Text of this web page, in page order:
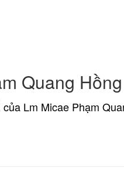
Quang
Lm Micae Phạm